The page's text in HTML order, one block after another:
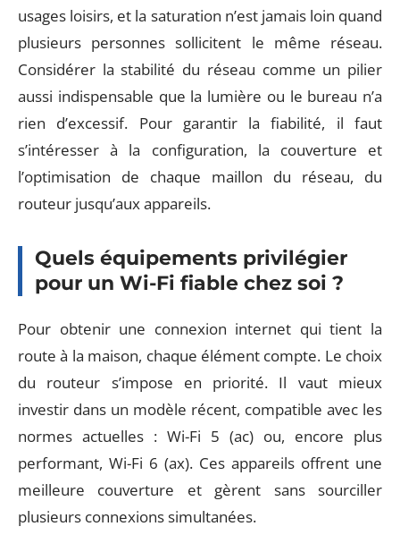
usages loisirs, et la saturation n’est jamais loin quand
plusieurs personnes sollicitent le même réseau.
Considérer la stabilité du réseau comme un pilier
aussi indispensable que la lumière ou le bureau n’a
rien d’excessif. Pour garantir la fiabilité, il faut
s’intéresser à la configuration, la couverture et
l’optimisation de chaque maillon du réseau, du
routeur jusqu’aux appareils.
Quels équipements privilégier
pour un Wi-Fi fiable chez soi ?
Pour obtenir une connexion internet qui tient la
route à la maison, chaque élément compte. Le choix
du routeur s’impose en priorité. Il vaut mieux
investir dans un modèle récent, compatible avec les
normes actuelles : Wi-Fi 5 (ac) ou, encore plus
performant, Wi-Fi 6 (ax). Ces appareils offrent une
meilleure couverture et gèrent sans sourciller
plusieurs connexions simultanées.